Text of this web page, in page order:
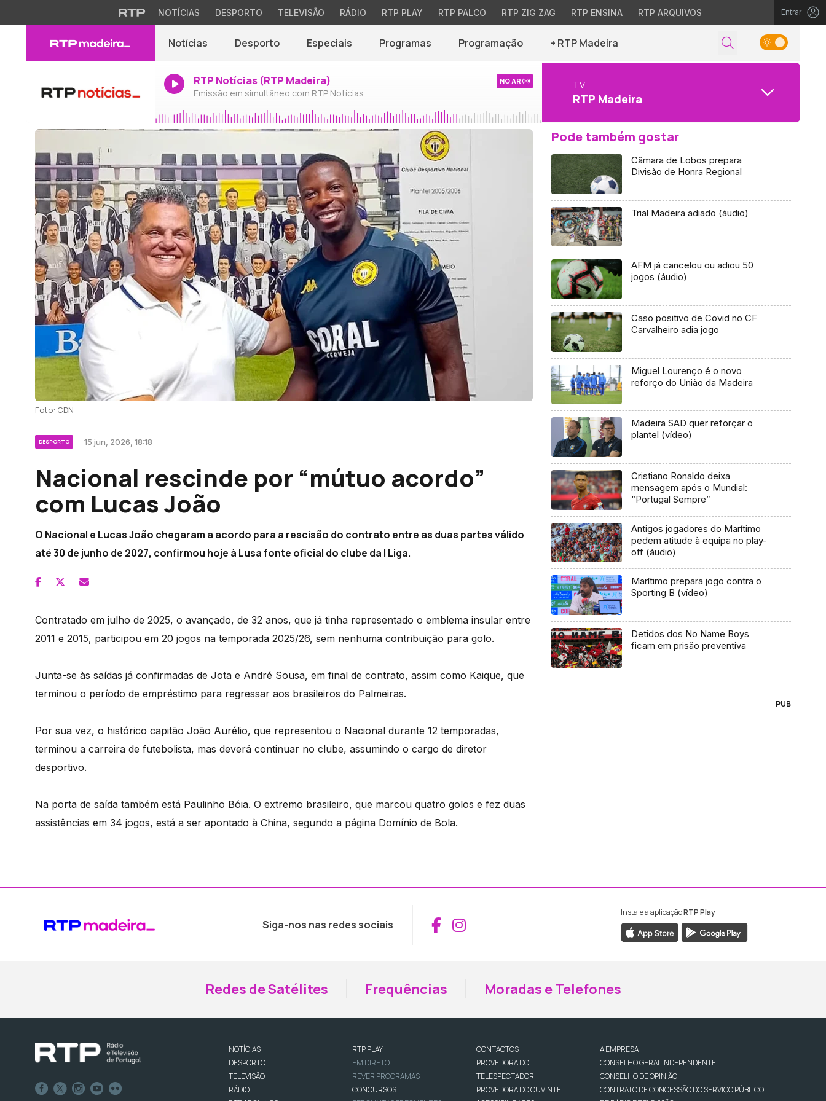
NOTÍCIAS DESPORTO TELEVISÃO RÁDIO RTP PLAY RTP PALCO RTP ZIG ZAG RTP ENSINA RTP ARQUIVOS Entrar
Notícias Desporto Especiais Programas Programação + RTP Madeira
RTP Notícias (RTP Madeira)
Emissão em simultâneo com RTP Notícias
NO AR TV
RTP Madeira
Foto: CDN
DESPORTO 15 jun, 2026, 18:18
Nacional rescinde por “mútuo acordo”
com Lucas João
O Nacional e Lucas João chegaram a acordo para a rescisão do contrato entre as duas partes válido
até 30 de junho de 2027, confirmou hoje à Lusa fonte oficial do clube da I Liga.
Contratado em julho de 2025, o avançado, de 32 anos, que já tinha representado o emblema insular entre
2011 e 2015, participou em 20 jogos na temporada 2025/26, sem nenhuma contribuição para golo.
Junta-se às saídas já confirmadas de Jota e André Sousa, em final de contrato, assim como Kaique, que
terminou o período de empréstimo para regressar aos brasileiros do Palmeiras.
Por sua vez, o histórico capitão João Aurélio, que representou o Nacional durante 12 temporadas,
terminou a carreira de futebolista, mas deverá continuar no clube, assumindo o cargo de diretor
desportivo.
Na porta de saída também está Paulinho Bóia. O extremo brasileiro, que marcou quatro golos e fez duas
assistências em 34 jogos, está a ser apontado à China, segundo a página Domínio de Bola.
Pode também gostar
Câmara de Lobos prepara
Divisão de Honra Regional
Trial Madeira adiado (áudio)
AFM já cancelou ou adiou 50
jogos (áudio)
Caso positivo de Covid no CF
Carvalheiro adia jogo
Miguel Lourenço é o novo
reforço do União da Madeira
Madeira SAD quer reforçar o
plantel (vídeo)
Cristiano Ronaldo deixa
mensagem após o Mundial:
“Portugal Sempre”
Antigos jogadores do Marítimo
pedem atitude à equipa no play-
off (áudio)
Marítimo prepara jogo contra o
Sporting B (vídeo)
Detidos dos No Name Boys
ficam em prisão preventiva
PUB
Siga-nos nas redes sociais Aceder ao Facebook da RTP Madeira
Aceder ao Instagram da RTP Madeira
Instale a aplicaçãoRTP Play
Redes de Satélites Frequências Moradas e Telefones
NOTÍCIAS
DESPORTO
TELEVISÃO
RÁDIO
RTP PLAY
EM DIRETO
REVER PROGRAMAS
CONCURSOS
CONTACTOS
PROVEDORA DO
TELESPECTADOR
PROVEDORA DO OUVINTE
A EMPRESA
CONSELHO GERAL INDEPENDENTE
CONSELHO DE OPINIÃO
CONTRATO DE CONCESSÃO DO SERVIÇO PÚBLICO